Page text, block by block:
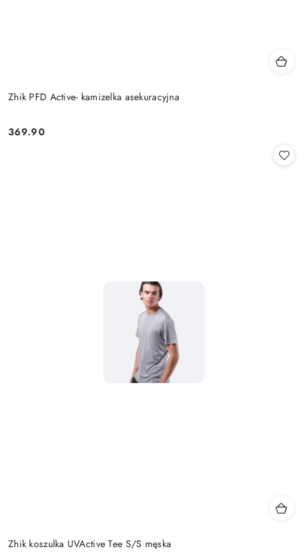
Zhik PFD Active- kamizelka asekuracyjna
Cena:
369.90
Zhik koszulka UVActive Tee S/S męska